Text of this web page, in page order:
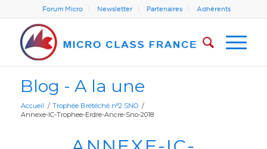
Forum Micro Newsletter Partenaires Adhérents
Blog - A la une
Accueil / Trophée Brétéché n°2 SNO /
Annexe-IC-Trophee-Erdre-Ancre-Sno-2018